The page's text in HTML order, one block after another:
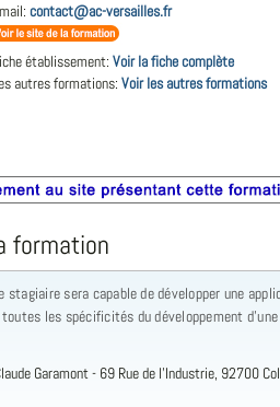
contact@ac-versailles.fr
établissement: Voir la fiche complète
autres formations: Voir les autres formations
formation
sera capable de développer une
les spécificités du développement d'une
Garamont - 69 Rue de l'Industrie, 92700